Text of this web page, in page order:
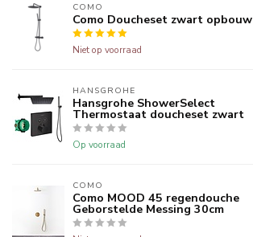
COMO
Como Doucheset zwart opbouw
Niet op voorraad
HANSGROHE
Hansgrohe ShowerSelect
Thermostaat doucheset zwart
Op voorraad
COMO
Como MOOD 45 regendouche
Geborstelde Messing 30cm